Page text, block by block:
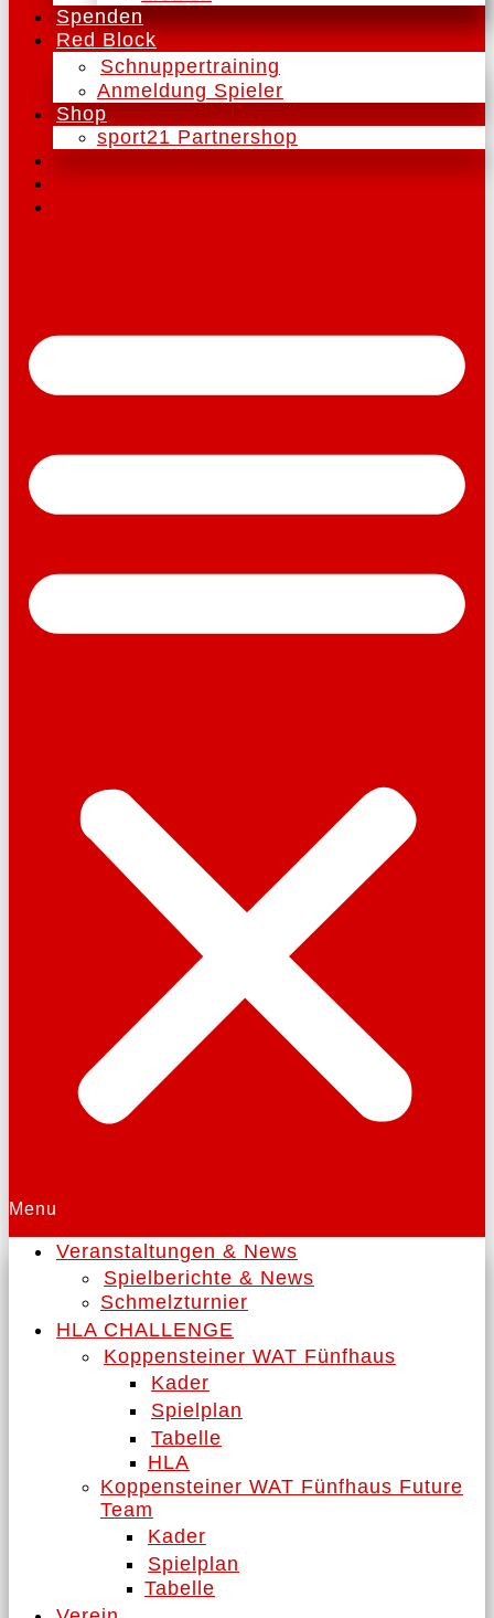
Spenden
Red Block
Schnuppertraining
Anmeldung Spieler
Shop
sport21 Partnershop
Menu
Veranstaltungen & News
Spielberichte & News
Schmelzturnier
HLA CHALLENGE
Koppensteiner WAT Fünfhaus
Kader
Spielplan
Tabelle
HLA
Koppensteiner WAT Fünfhaus Future
Team
Kader
Spielplan
Tabelle